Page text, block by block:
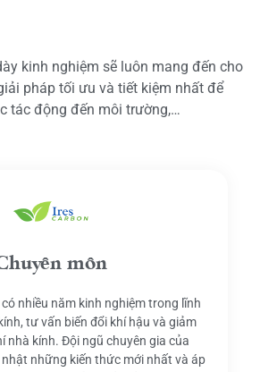
kinh nghiệm sẽ luôn mang đến cho
pháp tối ưu và tiết kiệm nhất để
tác động đến môi trường,…
môn
nhiều năm kinh nghiệm trong lĩnh
tư vấn biến đổi khí hậu và giảm
nhà kính. Đội ngũ chuyên gia của
những kiến thức mới nhất và áp